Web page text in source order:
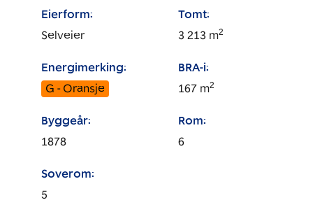
Eierform:
Selveier
Tomt:
3 213 m2
Energimerking:
G - Oransje
BRA-i:
167 m2
Byggeår:
1878
Rom:
6
Soverom:
5